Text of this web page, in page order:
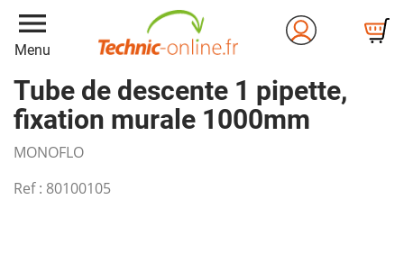
menu
Menu
Tube de descente 1 pipette,
fixation murale 1000mm
MONOFLO
Ref : 80100105